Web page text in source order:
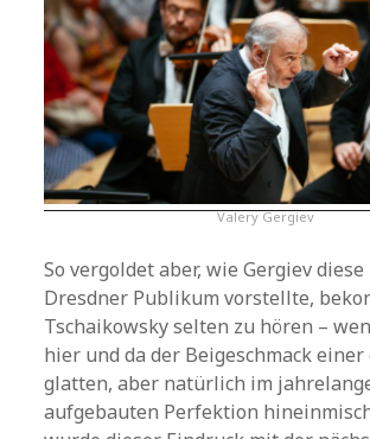
Valery Gergiev
So vergoldet aber, wie Gergiev
Dresdner Publikum vorstellte,
Tschaikowsky selten zu hören –
hier und da der Beigeschmack einer
glatten, aber natürlich im
aufgebauten Perfektion